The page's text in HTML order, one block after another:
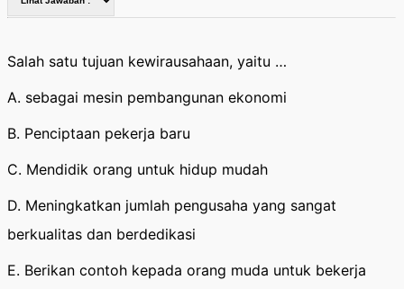
Salah satu tujuan kewirausahaan, yaitu …
A. sebagai mesin pembangunan ekonomi
B. Penciptaan pekerja baru
C. Mendidik orang untuk hidup mudah
D. Meningkatkan jumlah pengusaha yang sangat
berkualitas dan berdedikasi
E. Berikan contoh kepada orang muda untuk bekerja